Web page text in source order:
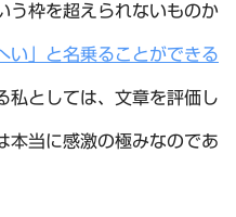
う枠を超えられないものか
い」と名乗ることができる
私としては、文章を評価し
本当に感激の極みなのであ